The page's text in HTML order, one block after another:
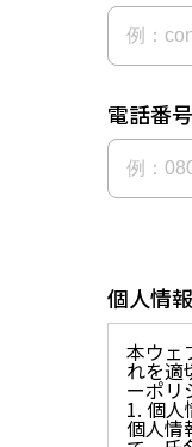
電話番号
個人情
本ウェ
れを適
ーポリ
1. 個人
個人情